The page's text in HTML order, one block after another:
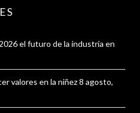
el futuro de la industria en
valores en la niñez8 agosto,